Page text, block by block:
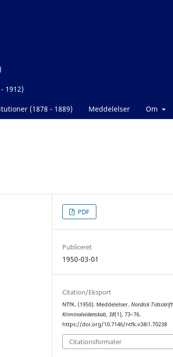
1912)
(1878 - 1889) Meddelelser Om
PDF
Publiceret
1950-03-01
Citation/Eksport
NTfK. (1950). Meddelelser.Nordisk
Kriminalvidenskab,38(1), 73–76.
https://doi.org/10.7146/ntfk.v38i1.70238
Citationsformater